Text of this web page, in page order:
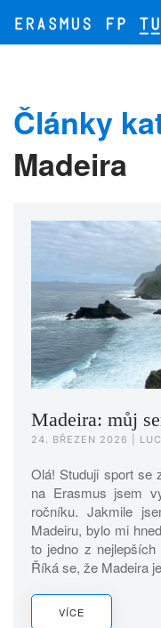
Přejít na hlavní obsah
Články
Madeira
Madeira: můj
24. BŘEZEN 2026 |
Olá! Studuji sport se
na Erasmus jsem
ročníku. Jakmile
Madeiru, bylo mi
to jedno z
Říká se, že Madeira
VÍCE